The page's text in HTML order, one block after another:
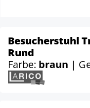
Besucherstuhl
Rund
Farbe: braun |